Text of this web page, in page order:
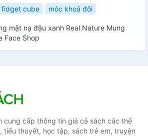
fidget cube móc khoá đôi
mặt nạ đậu xanh Real Nature Mung
Face Shop
cung cấp thông tin giá cả sách các thể
tiểu thuyết, học tập, sách trẻ em, truyện